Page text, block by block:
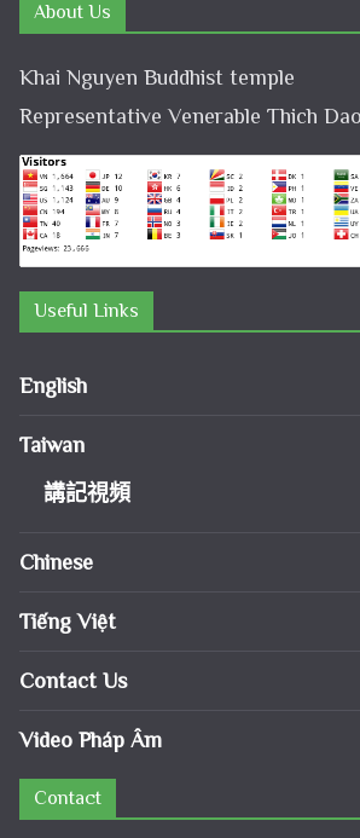
About Us
Khai Nguyen Buddhist temple
Representative Venerable Thich
Useful Links
English
Taiwan
講記視頻
Chinese
Tiếng Việt
Contact Us
Video Pháp Âm
Contact